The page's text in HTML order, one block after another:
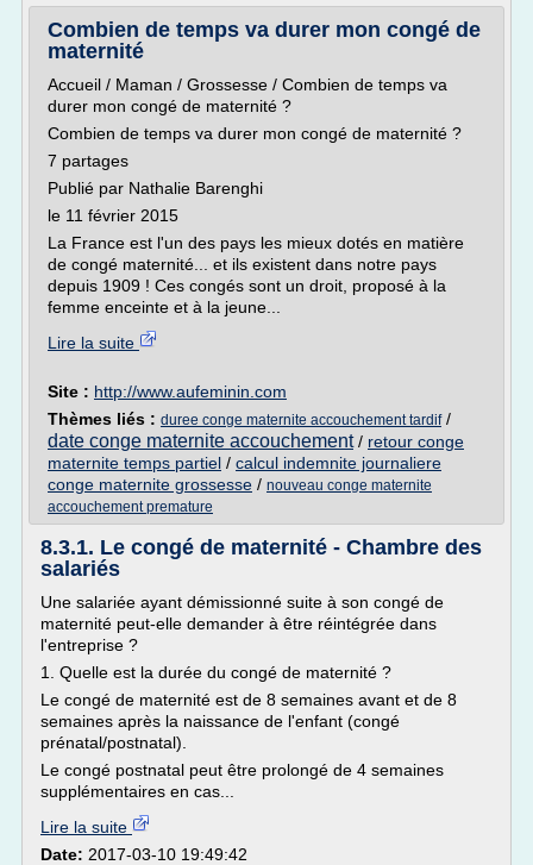
Combien de temps va durer mon congé de
maternité
Accueil / Maman / Grossesse / Combien de temps va
durer mon congé de maternité ?
Combien de temps va durer mon congé de maternité ?
7 partages
Publié par Nathalie Barenghi
le 11 février 2015
La France est l'un des pays les mieux dotés en matière
de congé maternité... et ils existent dans notre pays
depuis 1909 ! Ces congés sont un droit, proposé à la
femme enceinte et à la jeune...
Lire la suite
Site : http://www.aufeminin.com
Thèmes liés : duree conge maternite accouchement tardif/
date conge maternite accouchement/ retour conge
maternite temps partiel / calcul indemnite journaliere
conge maternite grossesse / nouveau conge maternite
accouchement premature
8.3.1. Le congé de maternité - Chambre des
salariés
Une salariée ayant démissionné suite à son congé de
maternité peut-elle demander à être réintégrée dans
l'entreprise ?
1. Quelle est la durée du congé de maternité ?
Le congé de maternité est de 8 semaines avant et de 8
semaines après la naissance de l'enfant (congé
prénatal/postnatal).
Le congé postnatal peut être prolongé de 4 semaines
supplémentaires en cas...
Lire la suite
Date: 2017-03-10 19:49:42